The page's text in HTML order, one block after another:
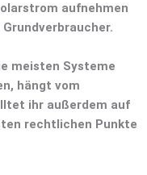
aufnehmen
meisten Systeme
hängt vom
ihr außerdem auf
rechtlichen Punkte